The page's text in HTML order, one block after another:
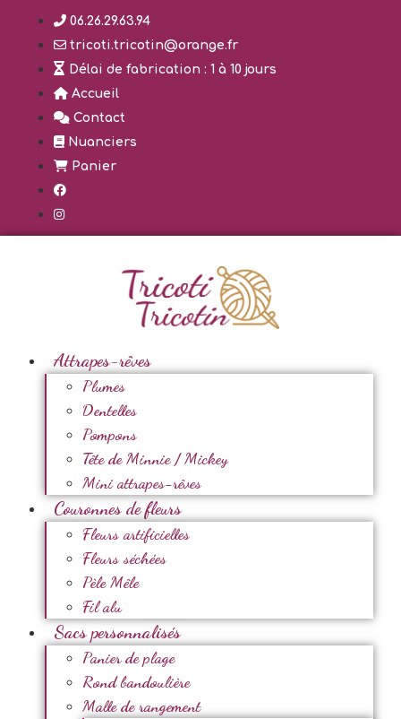
contenu
06.26.29.63.94
tricoti.tricotin@orange.fr
Délai de fabrication : 1 à 10 jours
Accueil
Contact
Nuanciers
Panier
Attrapes-rêves
Plumes
Dentelles
Pompons
Tête de Minnie / Mickey
Mini attrapes-rêves
Couronnes de fleurs
Fleurs artificielles
Fleurs séchées
Pèle Mêle
Fil alu
Sacs personnalisés
Panier de plage
Rond bandoulière
Malle de rangement